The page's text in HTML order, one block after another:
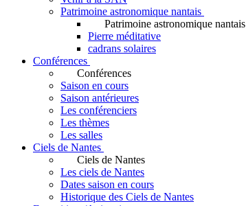
Patrimoine astronomique nantais
Patrimoine astronomique nantais
Pierre méditative
cadrans solaires
Conférences
Conférences
Saison en cours
Saison antérieures
Les conférenciers
Les thèmes
Les salles
Ciels de Nantes
Ciels de Nantes
Les ciels de Nantes
Dates saison en cours
Historique des Ciels de Nantes